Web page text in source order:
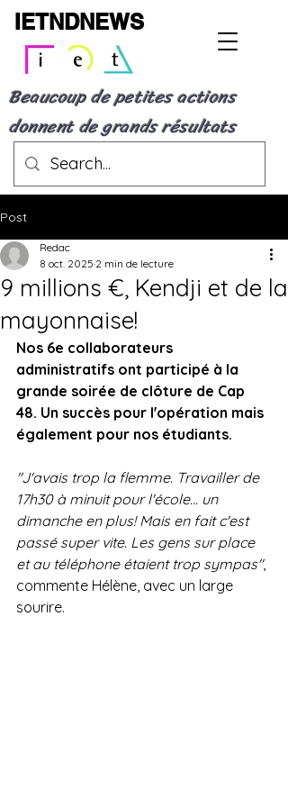
IETNDNEWS
Beaucoup de petites actions
donnent de grands résultats
Post
9 millions €, Kendji et de la
mayonnaise!
Redac
8 oct. 2025 2 min de lecture
Nos 6e collaborateurs
administratifs ont participé à la
grande soirée de clôture de Cap
48. Un succès pour l'opération mais
également pour nos étudiants.
"J'avais trop la flemme. Travailler de
17h30 à minuit pour l'école... un
dimanche en plus! Mais en fait c'est
passé super vite. Les gens sur place
et au téléphone étaient trop sympas",
commente Hélène, avec un large
sourire.